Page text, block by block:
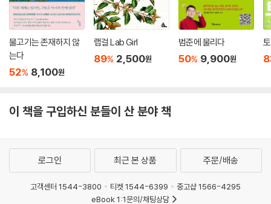
인지 혁명과 허구를 믿는 능력에 대한 이야기는 물리학자에게 대단히 흥미
롭다. 물리는 기본적으로 물질에 기초하여 세상을 이해하려고 노력한다.
유물론적이란 뜻이다. 모든 물리량은 직접 측정이 가능하고 정량적으로 다
룰 수 있다. 사랑, 정의, 도덕 같은 개념과 비교하면 위치, 속도, 질량, 에너
지, 전하 같은 물리량이 얼마나 물질적인지 알 수 있다. 인간은 인지 혁명을
회를 이루고 문명을 건설하는 토대가 된다.
---「11장 우리는 어떻게 호모 사피엔스가 되었는가 330쪽」중에서
의식이 무엇인지, 생각이 무엇인지 아직 알지 못한다. 하지만 의식과 생각
이 존재하도록 하는 과정에서 의미는 필요 없다. 정보 과학이 알아낸 놀라
---「12장 나는 존재한다, 더구나 생각도 한다 360쪽」중에서
하지만 김상욱이 과학의 언어로 그리는 세상은 그렇지 않다. 이 책은 인간
적이지 않은 원자에서 출발하지만, 원자가 별, 지구, 생명, 그리고 우리와
어떤 관계를 맺고 있는지 다각도로 드러내면서 세상을 보는 새로운 관점과
때로는 위안을 전한다. 저자는 원자의 관점에서 본 죽음에 대해 다음과 같
이 말한다. “죽음이란 원자의 소멸이 아니라 원자의 재배열이다. 내가 죽어
도 내 몸을 이루는 원자들은 흩어져 다른 것의 일부가 된다. ‘인간은 흙에서
다. 이렇게 우리는 원자를 통해 영원히 존재한다.” 인간의 가장 근본적인
이 삶 속에서 춤을 추듯 이런 표현들이 단지 수사에 그치지 않는다는 것을
새로운 시대의 새로운 교양
물고기는 존재하지 않
는다
52% 8,100원
랩걸 Lab Girl
89% 2,500원
범준에 물리다
50% 9,900원
이 책을 구입하신 분들이 산 분야 책
로그인 최근 본 상품 주문/배송
고객센터 1544-3800 티켓 1544-6399
중고샵 1566-4295
eBook 1:1문의/채팅상담